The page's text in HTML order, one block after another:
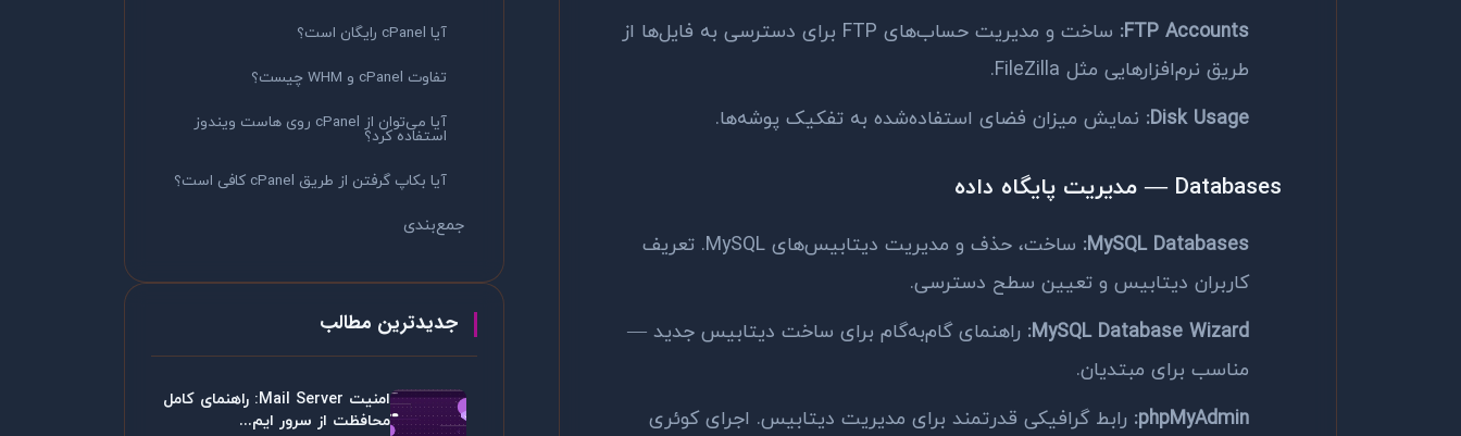
FTP Accounts:
ساخت و مدیریت حساب‌های FTP برای دسترسی به فایل‌ها از
طریق نرم‌افزارهایی مثل FileZilla.
Disk Usage: نمایش میزان فضای استفاده‌شده به تفکیک پوشه‌ها.
Databases — مدیریت پایگاه داده
MySQL Databases:
ساخت، حذف و مدیریت دیتابیس‌های MySQL. تعریف
کاربران دیتابیس و تعیین سطح دسترسی.
MySQL Database Wizard: راهنمای گام‌به‌گام برای ساخت دیتابیس جدید —
مناسب برای مبتدیان.
phpMyAdmin: رابط گرافیکی قدرتمند برای مدیریت دیتابیس. اجرای کوئری
آیا cPanel رایگان است؟
تفاوت cPanel و WHM چیست؟
آیا می‌توان از cPanel روی هاست ویندوز
استفاده کرد؟
آیا بکاپ گرفتن از طریق cPanel کافی است؟
جمع‌بندی
جدیدترین مطالب
امنیت Mail Server: راهنمای کامل
محافظت از سرور ایم...